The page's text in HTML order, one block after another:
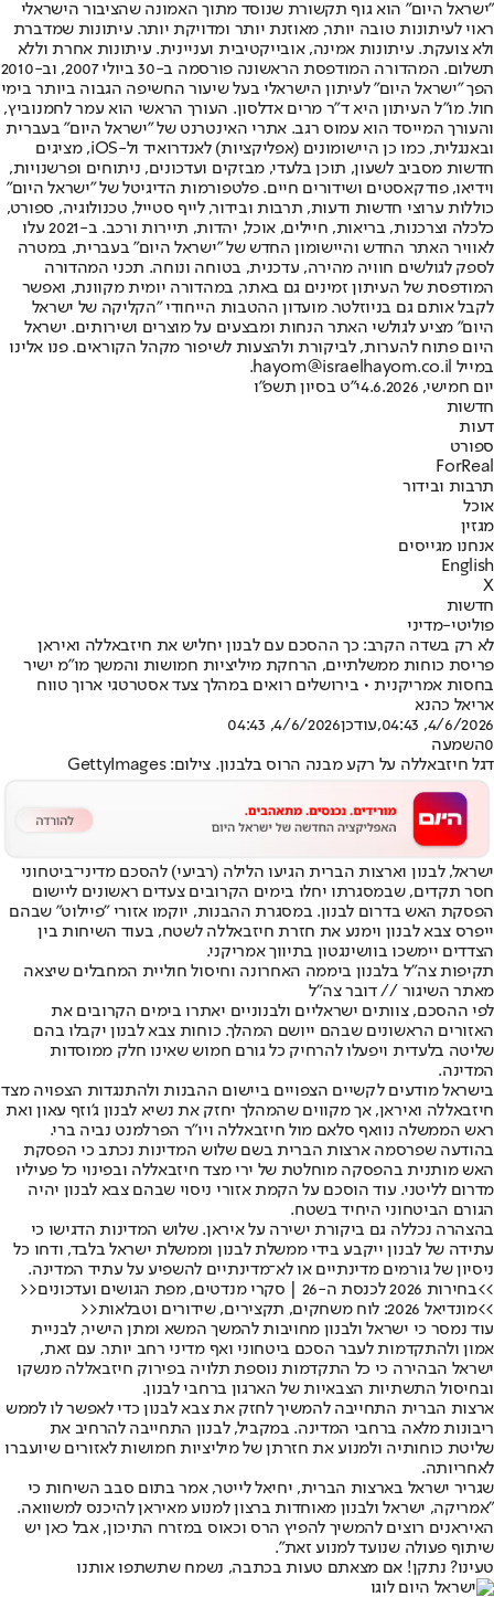
"ישראל היום" הוא גוף תקשורת שנוסד מתוך האמונה שהציבור הישראלי
ראוי לעיתונות טובה יותר, מאוזנת יותר ומדויקת יותר. עיתונות שמדברת
ולא צועקת. עיתונות אמינה, אובייקטיבית ועניינית. עיתונות אחרת וללא
תשלום. המהדורה המודפסת הראשונה פורסמה ב-30 ביולי 2007, וב-2010
הפך "ישראל היום" לעיתון הישראלי בעל שיעור החשיפה הגבוה ביותר בימי
חול. מו"ל העיתון היא ד"ר מרים אדלסון. העורך הראשי הוא עמר לחמנוביץ,
והעורך המייסד הוא עמוס רגב. אתרי האינטרנט של "ישראל היום" בעברית
ובאנגלית, כמו כן היישומונים (אפליקציות) לאנדרואיד ול-iOS, מציגים
חדשות מסביב לשעון, תוכן בלעדי, מבזקים ועדכונים, ניתוחים ופרשנויות,
וידיאו, פודקאסטים ושידורים חיים. פלטפורמות הדיגיטל של "ישראל היום"
כוללות ערוצי חדשות ודעות, תרבות ובידור, לייף סטייל, טכנולוגיה, ספורט,
כלכלה וצרכנות, בריאות, חיילים, אוכל, יהדות, תיירות ורכב. ב-2021 עלו
לאוויר האתר החדש והיישומון החדש של "ישראל היום" בעברית, במטרה
לספק לגולשים חוויה מהירה, עדכנית, בטוחה ונוחה. תכני המהדורה
המודפסת של העיתון זמינים גם באתר, במהדורה יומית מקוונת, ואפשר
לקבל אותם גם בניוזלטר. מועדון ההטבות הייחודי "הקליקה של ישראל
היום" מציע לגולשי האתר הנחות ומבצעים על מוצרים ושירותים. ישראל
היום פתוח להערות, לביקורת ולהצעות לשיפור מקהל הקוראים. פנו אלינו
במייל hayom@israelhayom.co.il.
יום חמישי, 4.6.2026
י"ט בסיון תשפ"ו
חדשות
דעות
ספורט
ForReal
תרבות ובידור
אוכל
מגזין
אנחנו מגייסים
English
X
חדשות
פוליטי-מדיני
לא רק בשדה הקרב: כך ההסכם עם לבנון יחליש את חיזבאללה ואיראן
פריסת כוחות ממשלתיים, הרחקת מיליציות חמושות והמשך מו"מ ישיר
בחסות אמריקנית • בירושלים רואים במהלך צעד אסטרטגי ארוך טווח
אריאל כהנא
4/6/2026, 04:43
,עודכן4/6/2026, 04:43
0השמעה
דגל חיזבאללה על רקע מבנה הרוס בלבנון. צילום: GettyImages
ישראל, לבנון וארצות הברית הגיעו הלילה (רביעי) להסכם מדיני־ביטחוני
חסר תקדים, שבמסגרתו יחלו בימים הקרובים צעדים ראשונים ליישום
הפסקת האש בדרום לבנון. במסגרת ההבנות, יוקמו אזורי "פיילוט" שבהם
ייפרס צבא לבנון וימנע את חזרת חיזבאללה לשטח, בעוד השיחות בין
הצדדים יימשכו בוושינגטון בתיווך אמריקני.
תקיפות צה"ל בלבנון ביממה האחרונה וחיסול חוליית המחבלים שיצאה
מאתר השיגור // דובר צה"ל
לפי ההסכם, צוותים ישראליים ולבנוניים יאתרו בימים הקרובים את
האזורים הראשונים שבהם ייושם המהלך. כוחות צבא לבנון יקבלו בהם
שליטה בלעדית ויפעלו להרחיק כל גורם חמוש שאינו חלק ממוסדות
המדינה.
בישראל מודעים לקשיים הצפויים ביישום ההבנות ולהתנגדות הצפויה מצד
חיזבאללה ואיראן, אך מקווים שהמהלך יחזק את נשיא לבנון ג'וזף עאון ואת
ראש הממשלה נוואף סלאם מול חיזבאללה ויו"ר הפרלמנט נביה ברי.
בהודעה שפרסמה ארצות הברית בשם שלוש המדינות נכתב כי הפסקת
האש מותנית בהפסקה מוחלטת של ירי מצד חיזבאללה ובפינוי כל פעיליו
מדרום לליטני. עוד הוסכם על הקמת אזורי ניסוי שבהם צבא לבנון יהיה
הגורם הביטחוני היחיד בשטח.
בהצהרה נכללה גם ביקורת ישירה על איראן. שלוש המדינות הדגישו כי
עתידה של לבנון ייקבע בידי ממשלת לבנון וממשלת ישראל בלבד, ודחו כל
ניסיון של גורמים מדינתיים או לא־מדינתיים להשפיע על עתיד המדינה.
>>בחירות 2026 לכנסת ה-26 | סקרי מנדטים, מפת הגושים ועדכונים<<
>>מונדיאל 2026: לוח משחקים, תקצירים, שידורים וטבלאות<<
עוד נמסר כי ישראל ולבנון מחויבות להמשך המשא ומתן הישיר, לבניית
אמון ולהתקדמות לעבר הסכם ביטחוני ואף מדיני רחב יותר. עם זאת,
ישראל הבהירה כי כל התקדמות נוספת תלויה בפירוק חיזבאללה מנשקו
ובחיסול התשתיות הצבאיות של הארגון ברחבי לבנון.
ארצות הברית התחייבה להמשיך לחזק את צבא לבנון כדי לאפשר לו לממש
ריבונות מלאה ברחבי המדינה. במקביל, לבנון התחייבה להרחיב את
שליטת כוחותיה ולמנוע את חזרתן של מיליציות חמושות לאזורים שיועברו
לאחריותה.
שגריר ישראל בארצות הברית, יחיאל לייטר, אמר בתום סבב השיחות כי
"אמריקה, ישראל ולבנון מאוחדות ברצון למנוע מאיראן להיכנס למשוואה.
האיראנים רוצים להמשיך להפיץ הרס וכאוס במזרח התיכון, אבל כאן יש
שיתוף פעולה שנועד למנוע זאת".
טעינו? נתקן! אם מצאתם טעות בכתבה, נשמח שתשתפו אותנו